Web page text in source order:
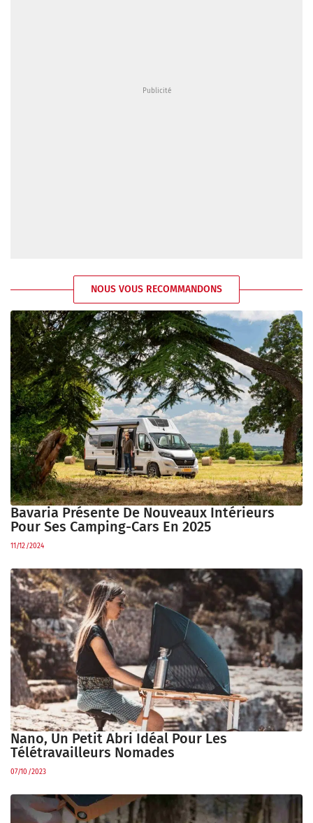
NOUS VOUS RECOMMANDONS
Bavaria Présente De Nouveaux Intérieurs
Pour Ses Camping-Cars En 2025
11/12/2024
Nano, Un Petit Abri Idéal Pour Les
Télétravailleurs Nomades
07/10/2023